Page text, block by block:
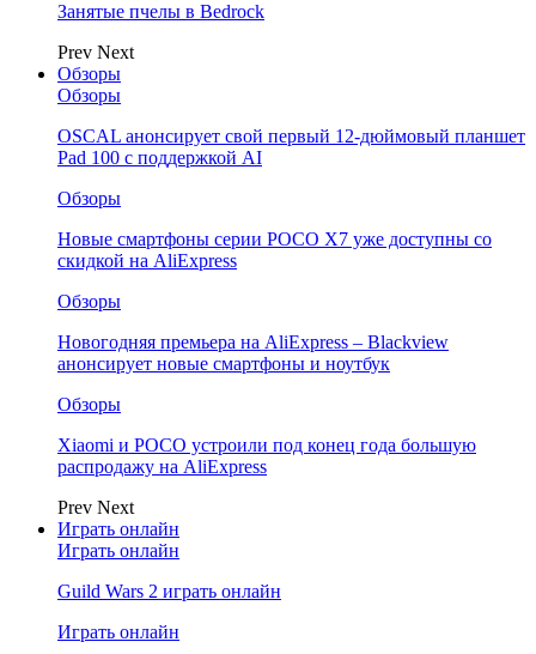
Занятые пчелы в Bedrock
Prev Next
Обзоры
Обзоры
OSCAL анонсирует свой первый 12-дюймовый планшет
Pad 100 с поддержкой AI
Обзоры
Новые смартфоны серии POCO X7 уже доступны со
скидкой на AliExpress
Обзоры
Новогодняя премьера на AliExpress – Blackview
анонсирует новые смартфоны и ноутбук
Обзоры
Xiaomi и POCO устроили под конец года большую
распродажу на AliExpress
Prev Next
Играть онлайн
Играть онлайн
Guild Wars 2 играть онлайн
Играть онлайн